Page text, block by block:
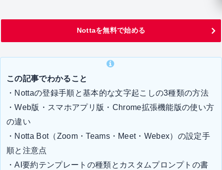
Nottaを無料で始める
この記事でわかること
・Nottaの登録手順と基本的な文字起こしの3種類の方法
・Web版・スマホアプリ版・Chrome拡張機能版の使い方
の違い
・Notta Bot（Zoom・Teams・Meet・Webex）の設定手
順と注意点
・AI要約テンプレートの種類とカスタムプロンプトの書